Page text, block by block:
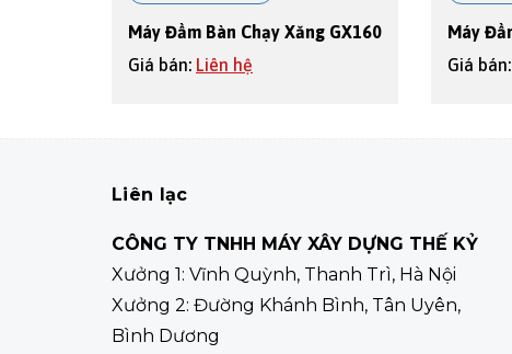
Máy Đầm Bàn Chạy Xăng GX160
Giá bán: Liên hệ
Giá bán:
Liên lạc
CÔNG TY TNHH MÁY XÂY DỰNG THẾ KỶ
Xưởng 1: Vĩnh Quỳnh, Thanh Trì, Hà Nội
Xưởng 2: Đường Khánh Bình, Tân Uyên,
Bình Dương